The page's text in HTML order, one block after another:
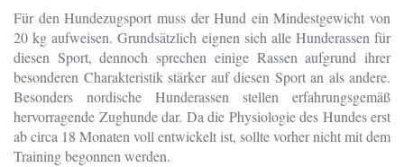
Für den Hundezugsport muss der Hund ein Mindestgewicht von
20 kg aufweisen. Grundsätzlich eignen sich alle Hunderassen für
diesen Sport, dennoch sprechen einige Rassen aufgrund ihrer
besonderen Charakteristik stärker auf diesen Sport an als andere.
Besonders nordische Hunderassen stellen erfahrungsgemäß
hervorragende Zughunde dar. Da die Physiologie des Hundes erst
ab circa 18 Monaten voll entwickelt ist, sollte vorher nicht mit dem
Training begonnen werden.